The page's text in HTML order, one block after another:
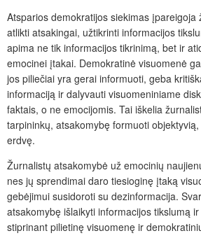
Atsparios demokratijos siekimas įpareigoja
atlikti atsakingai, užtikrinti informacijos
apima ne tik informacijos tikrinimą, bet ir
emocinei įtakai. Demokratinė visuomenė
jos piliečiai yra gerai informuoti, geba
informaciją ir dalyvauti visuomeniniame
faktais, o ne emocijomis. Tai iškelia
tarpininkų, atsakomybę formuoti
erdvę.
Žurnalistų atsakomybė už emocinių
nes jų sprendimai daro tiesioginę įtaką
gebėjimui susidoroti su dezinformacija.
atsakomybę išlaikyti informacijos tikslumą
stiprinant pilietinę visuomenę ir